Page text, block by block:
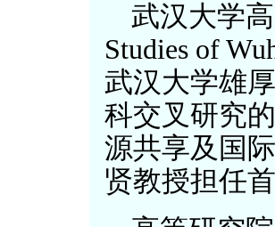
武汉大学
Studies of
武汉大学雄
科交叉研究
源共享及国
贤教授担任首